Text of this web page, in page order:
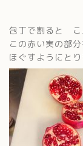
包丁で割ると こ
この赤い実の部
ほぐすようにとり